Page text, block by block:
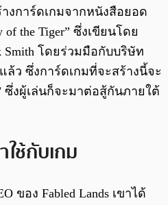
งการ์ดเกมจากหนังสือยอด
of the Tiger” ซึ่งเขียนโดย
Smith โดยร่วมมือกับบริษัท
แล้ว ซึ่งการ์ดเกมที่จะสร้างนี้จะ
ซึ่งผู้เล่นก็จะมาต่อสู้กันภายใต้
ช้กับเกม
ของ Fabled Lands เขาได้